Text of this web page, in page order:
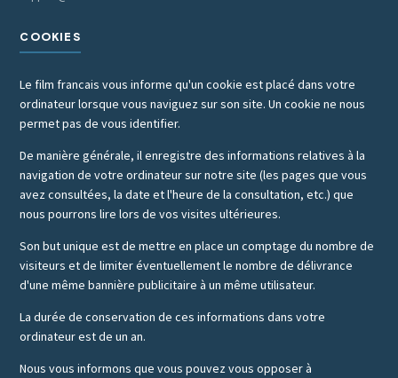
COOKIES
Le film francais vous informe qu'un cookie est placé dans votre
ordinateur lorsque vous naviguez sur son site. Un cookie ne nous
permet pas de vous identifier.
De manière générale, il enregistre des informations relatives à la
navigation de votre ordinateur sur notre site (les pages que vous
avez consultées, la date et l'heure de la consultation, etc.) que
nous pourrons lire lors de vos visites ultérieures.
Son but unique est de mettre en place un comptage du nombre de
visiteurs et de limiter éventuellement le nombre de délivrance
d'une même bannière publicitaire à un même utilisateur.
La durée de conservation de ces informations dans votre
ordinateur est de un an.
Nous vous informons que vous pouvez vous opposer à